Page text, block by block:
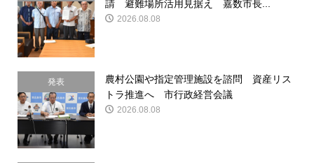
請
請 避難場所活用見据え 嘉数市長...
2026.08.08
発表
農村公園や指定管理施設を諮問 資産リス
トラ推進へ 市行政経営会議
2026.08.08